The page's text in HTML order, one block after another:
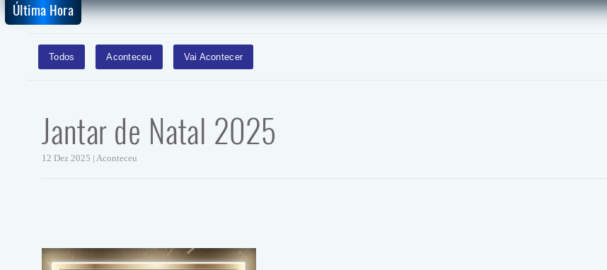
Última Hora
Todos Aconteceu Vai Acontecer
Jantar de Natal 2025
12 Dez 2025 | Aconteceu